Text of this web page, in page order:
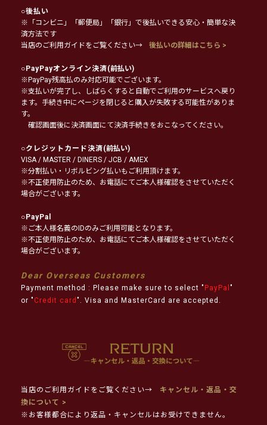
○後払い
※「コンビニ」「郵便局」「銀行」で後払いできる安心・簡単な決
済方法です
当店のご利用ガイドをご覧ください→
後払いの詳細はこちら >
○PayPayオンライン決済(前払い)
※PayPay残高払のみ対応可能でございます。
※支払いが完了し、しばらくすると自動でご利用のサービスへ戻り
ます。手続き中にページを閉じると購入が失敗する可能性がありま
す。
確認画面後に決済画面にて決済手続きをおこなってください。
○クレジットカード決済(前払い)
VISA / MASTER / DINERS / JCB / AMEX
※分割払い・リボルビング払いもご利用頂けます。
※不正使用防止のため、お電話にてご本人様確認をさせていただく
場合がございます。
○PayPal
※ご本人様名義のIDのみご利用可能となります。
※不正使用防止のため、お電話にてご本人様確認をさせていただく
場合がございます。
Dear Overseas Customers
Payment method : Please make sure to select " PayPal "
or " Credit card ". Visa and MasterCard are accepted.
当店のご利用ガイドをご覧ください→
キャンセル・返品・交
換について >
※お客様都合により返品・キャンセルはお受けできません。